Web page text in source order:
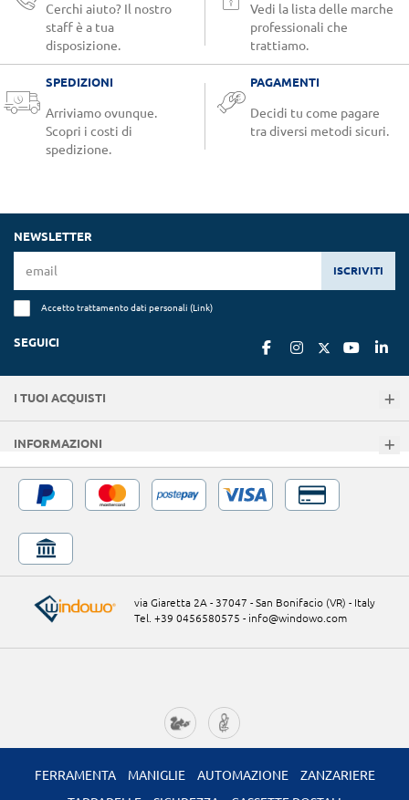
Cerchi aiuto? Il nostro
staff è a tua
disposizione.
Vedi la lista delle marche
professionali che
trattiamo.
SPEDIZIONI
Arriviamo ovunque.
Scopri i costi di
spedizione.
PAGAMENTI
Decidi tu come pagare
tra diversi metodi sicuri.
NEWSLETTER
ISCRIVITI
Accetto trattamento dati personali (Link)
SEGUICI
I TUOI ACQUISTI
INFORMAZIONI
via Giaretta 2A - 37047 - San Bonifacio (VR) - Italy
Tel. +39 0456580575 - info@windowo.com
FERRAMENTA MANIGLIE AUTOMAZIONE
ZANZARIERE